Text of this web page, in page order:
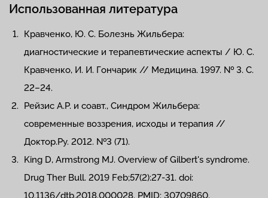
Использованная литература
Кравченко, Ю. С. Болезнь Жильбера:
диагностические и терапевтические аспекты / Ю. С.
Кравченко, И. И. Гончарик // Медицина. 1997. № 3. С.
22–24.
Рейзис А.Р. и соавт., Синдром Жильбера:
современные воззрения, исходы и терапия //
Доктор.Ру. 2012. №3 (71).
King D, Armstrong MJ. Overview of Gilbert's syndrome.
Drug Ther Bull. 2019 Feb;57(2):27-31. doi:
10.1136/dtb.2018.000028. PMID: 30709860.